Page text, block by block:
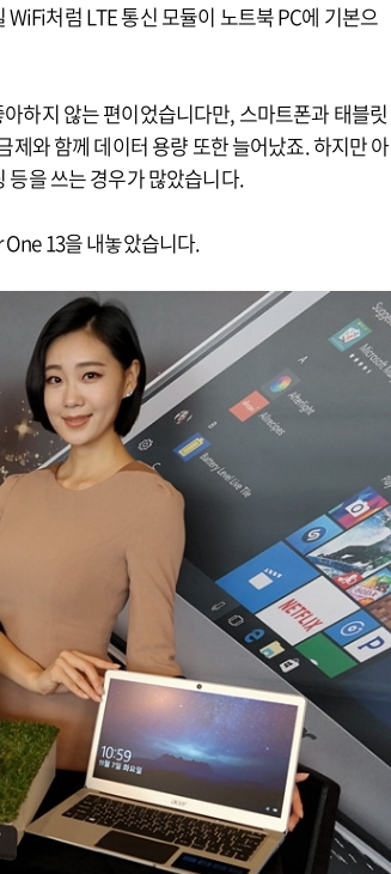
처럼 LTE 통신 모듈이 노트북 PC에 기본으
하지 않는 편이었습니다만, 스마트폰과 태블릿
와 함께 데이터 용량 또한 늘어났죠. 하지만 아
등을 쓰는 경우가 많았습니다.
13을 내놓았습니다.